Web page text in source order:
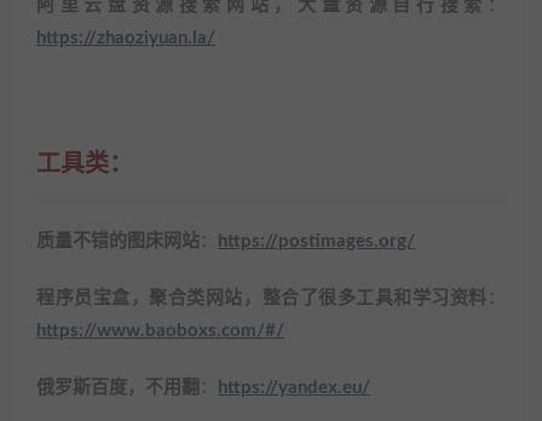
阿里云盘资源搜索网站，大量资源自行搜索 ：
https://zhaoziyuan.la/
工具类：
质量不错的图床网站 ： https://postimages.org/
程序员宝盒，聚合类网站，整合了很多工具和学习资料 ：
https://www.baoboxs.com/#/
俄罗斯百度，不用翻 ： https://yandex.eu/